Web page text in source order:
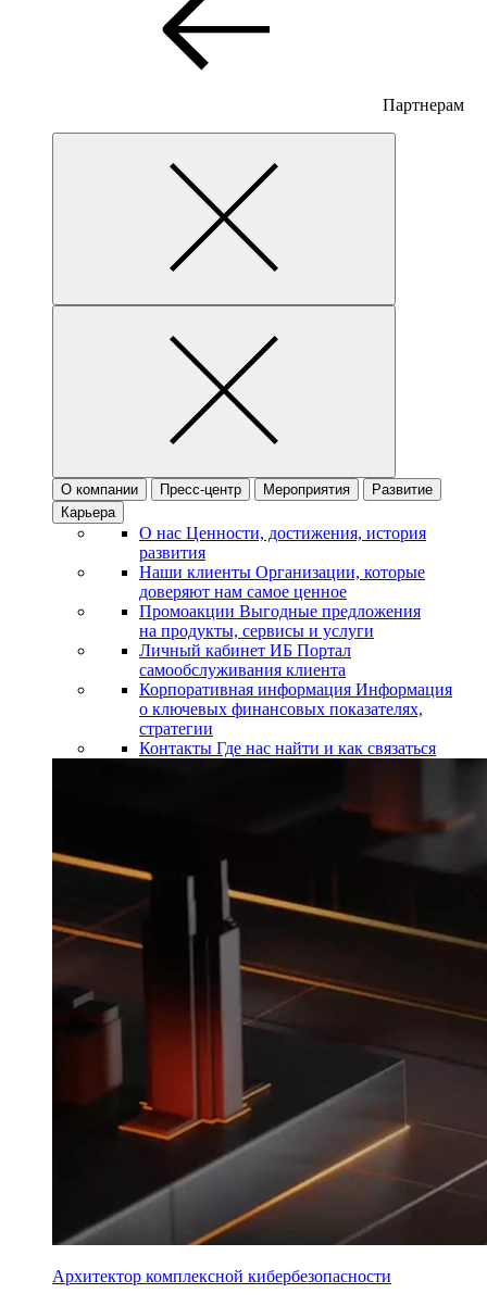
Партнерам
О компании Пресс-центр Мероприятия
Развитие
Карьера
О нас Ценности, достижения, история
развития
Наши клиенты Организации, которые
доверяют нам самое ценное
Промоакции Выгодные предложения
на продукты, сервисы и услуги
Личный кабинет ИБ Портал
самообслуживания клиента
Корпоративная информация Информация
о ключевых финансовых показателях,
стратегии
Контакты Где нас найти и как связаться
Архитектор комплексной кибербезопасности